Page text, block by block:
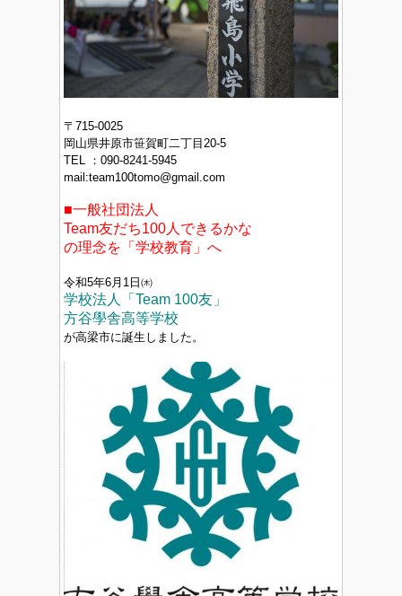
〒715-0025
岡山県井原市笹賀町二丁目20-5
TEL ：090-8241‐5945
mail:team100tomo@gmail.com
■一般社団法人
Team友だち100人できるかな
の理念を「学校教育」へ
令和5年6月1日㈭
学校法人「Team 100友」
方谷學舎高等学校
が高梁市に誕生しました。